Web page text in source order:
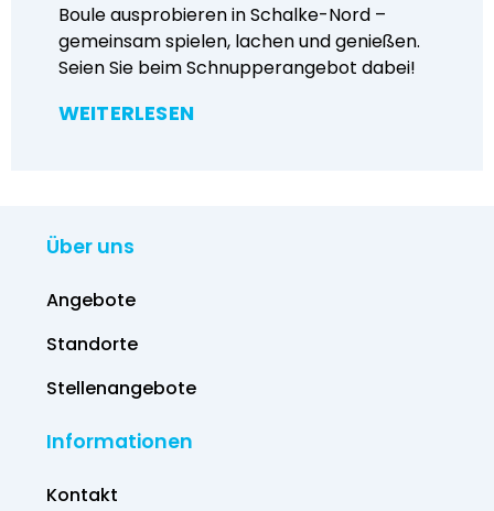
Boule ausprobieren in Schalke-Nord –
gemeinsam spielen, lachen und genießen.
Seien Sie beim Schnupperangebot dabei!
WEITERLESEN
Über uns
Angebote
Standorte
Stellenangebote
Informationen
Kontakt